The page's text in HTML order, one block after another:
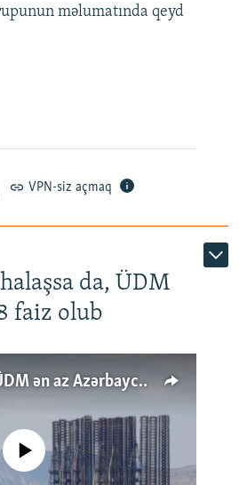
məlumatında qeyd
VPN-siz açmaq
da, ÜDM
faiz olub
Cənubi Qafqazda ÜDM ən az Azərbaycanda artır: Qonşuları niyə Bakını qabaqlaya bilir?
currently available